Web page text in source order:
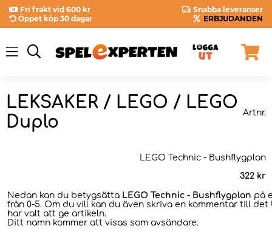
Fri frakt vid 600 kr
Snabba leveranser
Öppet köp 30 dagar
ERBJUDANDEN
LEKSAKER / LEGO / LEGO
Duplo
Artnr.
LEGO Technic - Bushflygplan
322 kr
Nedan kan du betygsätta LEGO Technic - Bushflygplan på
från 0-5. Om du vill kan du även skriva en kommentar till det
har valt att ge artikeln.
Ditt namn kommer att visas som avsändare.